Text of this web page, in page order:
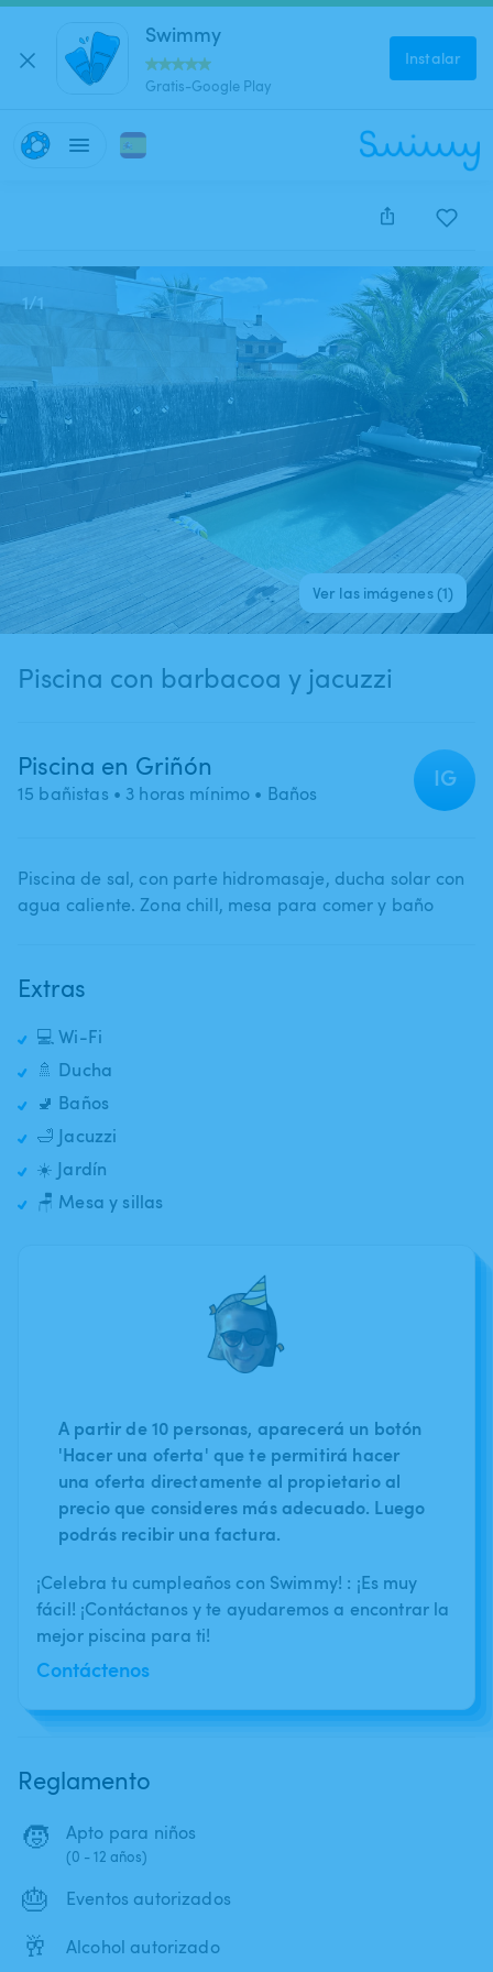
Swimmy
Gratis-Google Play
Instalar
Este anuncio está cerrado y no se puede reservar.
1/1
Ver las imágenes (1)
Piscina con barbacoa y jacuzzi
Piscina en Griñón
15 bañistas • 3 horas mínimo • Baños
IG
Piscina de sal​,​ con parte hidromasaje​,​ ducha solar con
agua caliente. Zona chill​,​ mesa para comer y baño
Extras
💻 Wi-Fi
🚿 Ducha
🚽 Baños
🛁 Jacuzzi
☀️ Jardín
🪑 Mesa y sillas
A partir de 10 personas, aparecerá un botón
'Hacer una oferta' que te permitirá hacer
una oferta directamente al propietario al
precio que consideres más adecuado. Luego
podrás recibir una factura.
¡Celebra tu cumpleaños con Swimmy! : ¡Es muy
fácil! ¡Contáctanos y te ayudaremos a encontrar la
mejor piscina para ti!
Contáctenos
Reglamento
🧒 Apto para niños
(0 - 12 años)
🎂 Eventos autorizados
🥂 Alcohol autorizado